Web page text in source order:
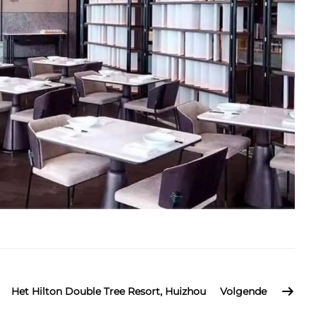
Het Hilton Double Tree Resort, Huizhou Volgende